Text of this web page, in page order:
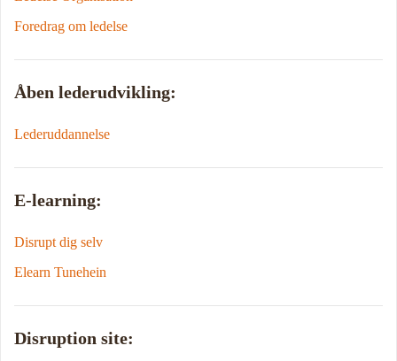
Foredrag om ledelse
Åben lederudvikling:
Lederuddannelse
E-learning:
Disrupt dig selv
Elearn Tunehein
Disruption site: